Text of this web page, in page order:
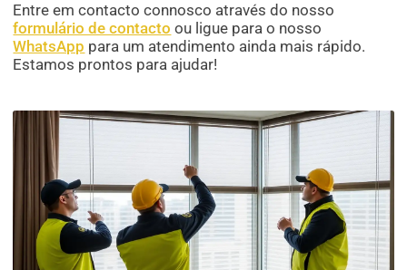
Entre em contacto connosco através do nosso
formulário de contacto ou ligue para o nosso
WhatsApp para um atendimento ainda mais rápido.
Estamos prontos para ajudar!